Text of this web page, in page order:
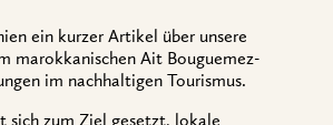
ein kurzer Artikel über unsere
marokkanischen Ait Bouguemez-
im nachhaltigen Tourismus.